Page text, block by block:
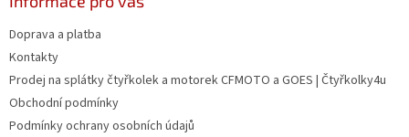
Doprava a platba
Kontakty
Prodej na splátky čtyřkolek a motorek CFMOTO a GOES | Čtyřkolky4u
Obchodní podmínky
Podmínky ochrany osobních údajů